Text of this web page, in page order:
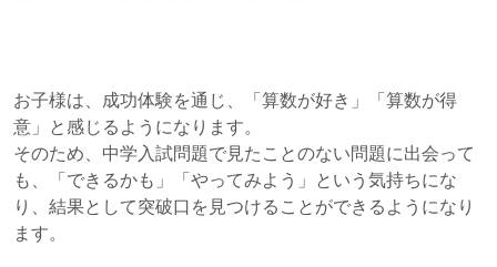
お子様は、成功体験を通じ、「算数が好き」「算数が得
意」と感じるようになります。
そのため、中学入試問題で見たことのない問題に出会って
も、「できるかも」「やってみよう」という気持ちにな
り、結果として突破口を見つけることができるようになり
ます。